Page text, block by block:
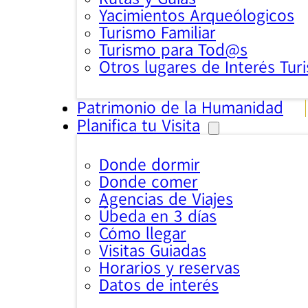
Yacimientos Arqueólogicos
Turismo Familiar
Turismo para Tod@s
Otros lugares de Interés
Patrimonio de la Humanidad
Planifica tu Visita
Donde dormir
Donde comer
Agencias de Viajes
Úbeda en 3 días
Cómo llegar
Visitas Guiadas
Horarios y reservas
Datos de interés